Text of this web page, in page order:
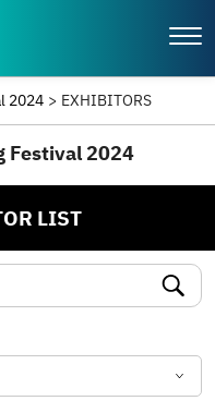
2024 > EXHIBITORS
Festival 2024
LIST